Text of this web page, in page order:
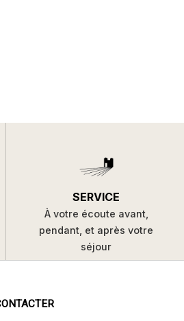
SERVICE
À votre écoute avant,
pendant, et après votre
séjour